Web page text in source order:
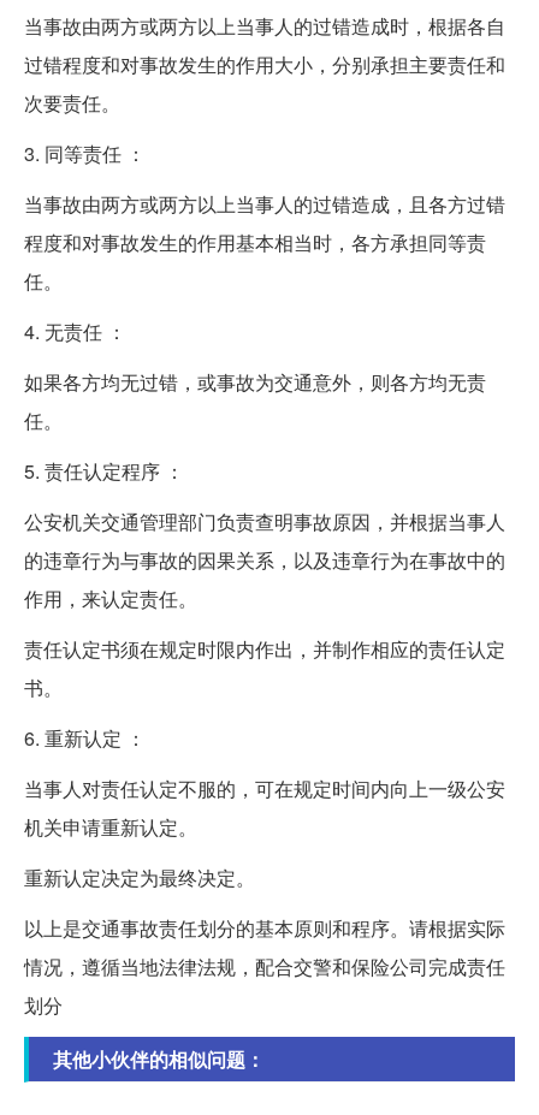
当事故由两方或两方以上当事人的过错造成时，根据各自
过错程度和对事故发生的作用大小，分别承担主要责任和
次要责任。
3. 同等责任 ：
当事故由两方或两方以上当事人的过错造成，且各方过错
程度和对事故发生的作用基本相当时，各方承担同等责
任。
4. 无责任 ：
如果各方均无过错，或事故为交通意外，则各方均无责
任。
5. 责任认定程序 ：
公安机关交通管理部门负责查明事故原因，并根据当事人
的违章行为与事故的因果关系，以及违章行为在事故中的
作用，来认定责任。
责任认定书须在规定时限内作出，并制作相应的责任认定
书。
6. 重新认定 ：
当事人对责任认定不服的，可在规定时间内向上一级公安
机关申请重新认定。
重新认定决定为最终决定。
以上是交通事故责任划分的基本原则和程序。请根据实际
情况，遵循当地法律法规，配合交警和保险公司完成责任
划分
其他小伙伴的相似问题：